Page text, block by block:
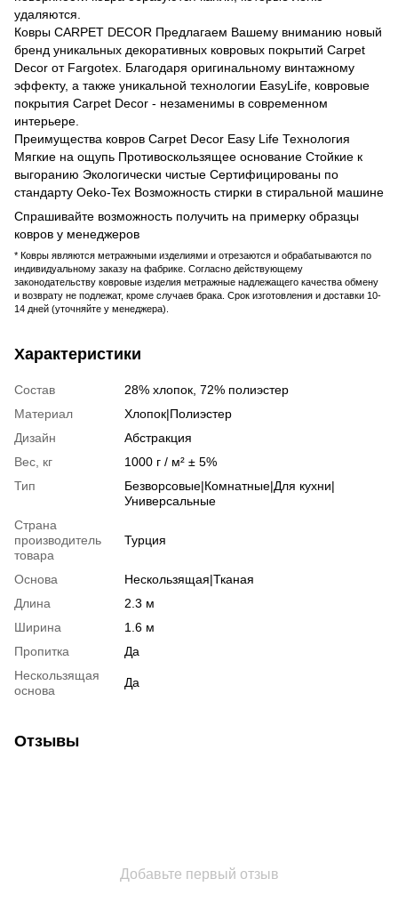
удаляются.
Ковры CARPET DECOR Предлагаем Вашему вниманию новый
бренд уникальных декоративных ковровых покрытий Carpet
Decor от Fargotex. Благодаря оригинальному винтажному
эффекту, а также уникальной технологии EasyLife, ковровые
покрытия Carpet Decor - незаменимы в современном
интерьере.
Преимущества ковров Carpet Decor Easy Life Технология
Мягкие на ощупь Противоскользящее основание Стойкие к
выгоранию Экологически чистые Сертифицированы по
стандарту Oeko-Tex Возможность стирки в стиральной машине
Спрашивайте возможность получить на примерку образцы
ковров у менеджеров
* Ковры являются метражными изделиями и отрезаются и обрабатываются по
индивидуальному заказу на фабрике. Согласно действующему
законодательству ковровые изделия метражные надлежащего качества обмену
и возврату не подлежат, кроме случаев брака. Срок изготовления и доставки 10-
14 дней (уточняйте у менеджера).
Характеристики
Состав
28% хлопок, 72% полиэстер
Материал
Хлопок|Полиэстер
Дизайн
Абстракция
Вес, кг
1000 г / м² ± 5%
Тип
Безворсовые|Комнатные|Для кухни|
Универсальные
Страна
производитель
товара
Турция
Основа
Нескользящая|Тканая
Длина
2.3 м
Ширина
1.6 м
Пропитка
Да
Нескользящая
основа
Да
Отзывы
Добавьте первый отзыв